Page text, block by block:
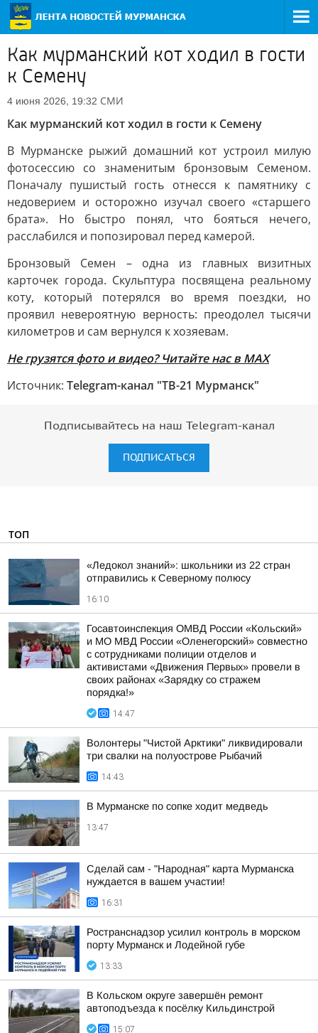
Как мурманский кот ходил в гости
к Семену
4 июня 2026, 19:32 СМИ
Как мурманский кот ходил в гости к Семену
В Мурманске рыжий домашний кот устроил милую
фотосессию со знаменитым бронзовым Семеном.
Поначалу пушистый гость отнесся к памятнику с
недоверием и осторожно изучал своего «старшего
брата». Но быстро понял, что бояться нечего,
расслабился и попозировал перед камерой.
Бронзовый Семен – одна из главных визитных
карточек города. Скульптура посвящена реальному
коту, который потерялся во время поездки, но
проявил невероятную верность: преодолел тысячи
километров и сам вернулся к хозяевам.
Не грузятся фото и видео? Читайте нас в MAX
Источник: Telegram-канал "ТВ-21 Мурманск"
Подписывайтесь на наш Telegram-канал
ПОДПИСАТЬСЯ
ТОП
«Ледокол знаний»: школьники из 22 стран
отправились к Северному полюсу
16:10
Госавтоинспекция ОМВД России «Кольский»
и МО МВД России «Оленегорский» совместно
с сотрудниками полиции отделов и
активистами «Движения Первых» провели в
своих районах «Зарядку со стражем
порядка!»
14:47
Волонтеры "Чистой Арктики" ликвидировали
три свалки на полуострове Рыбачий
14:43
В Мурманске по сопке ходит медведь
13:47
Сделай сам - "Народная" карта Мурманска
нуждается в вашем участии!
16:31
Ространснадзор усилил контроль в морском
порту Мурманск и Лодейной губе
13:33
В Кольском округе завершён ремонт
автоподъезда к посёлку Кильдинстрой
15:07